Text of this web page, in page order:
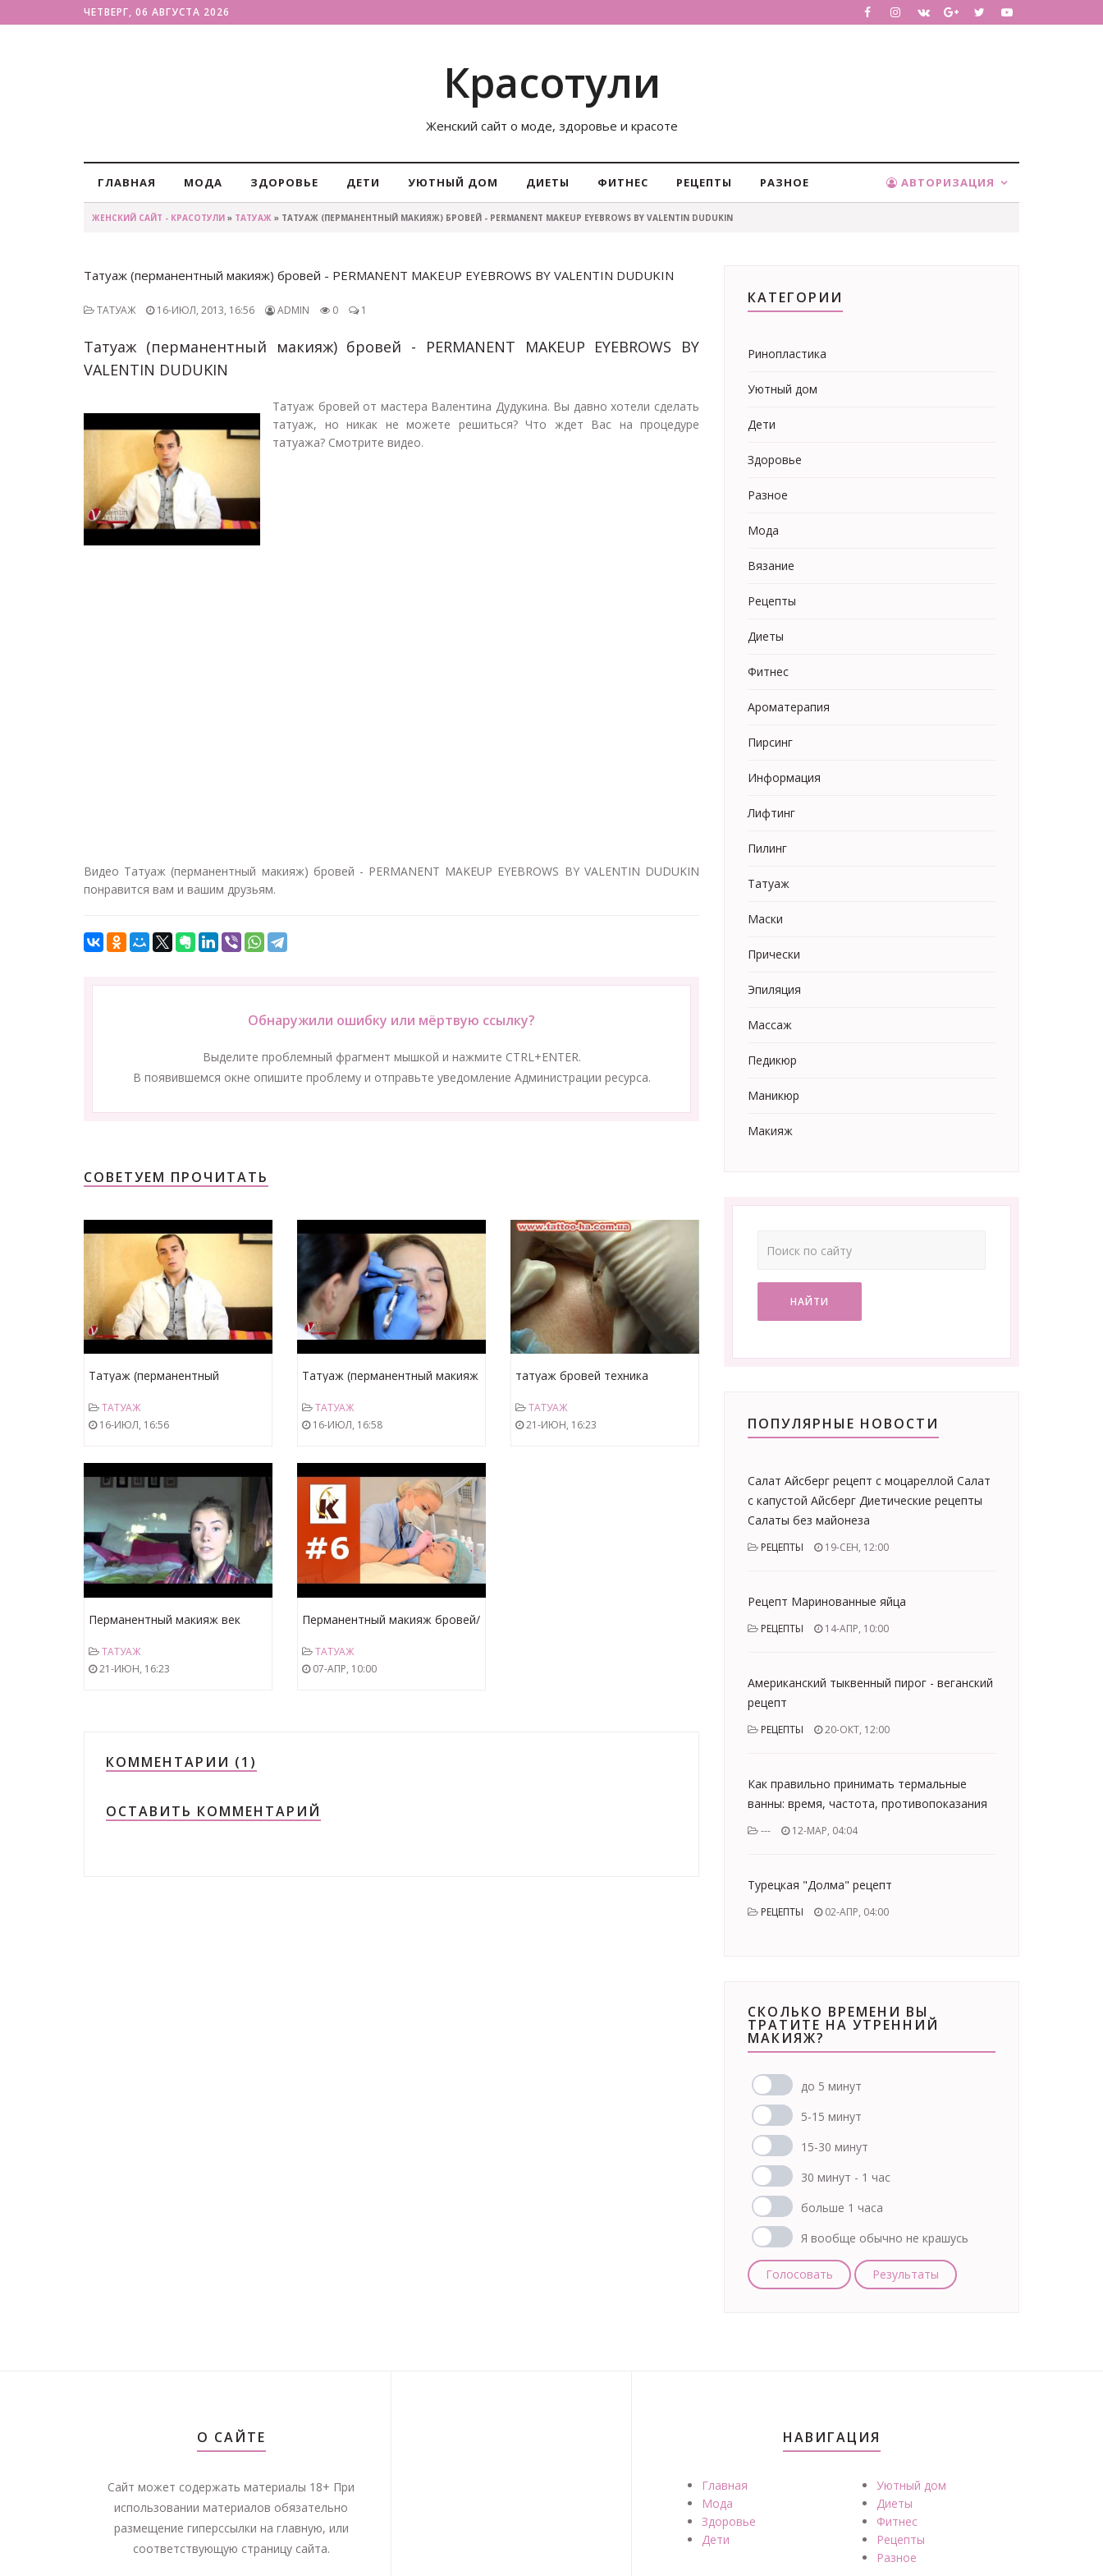
ЧЕТВЕРГ, 06 АВГУСТА 2026
Красотули
Женский сайт о моде, здоровье и красоте
ГЛАВНАЯ МОДА ЗДОРОВЬЕ ДЕТИ УЮТНЫЙ ДОМ ДИЕТЫ ФИТНЕС РЕЦЕПТЫ РАЗНОЕ АВТОРИЗАЦИЯ
ЖЕНСКИЙ САЙТ - КРАСОТУЛИ » ТАТУАЖ » ТАТУАЖ (ПЕРМАНЕНТНЫЙ МАКИЯЖ) БРОВЕЙ - PERMANENT MAKEUP EYEBROWS BY VALENTIN DUDUKIN
Татуаж (перманентный макияж) бровей - PERMANENT MAKEUP EYEBROWS BY VALENTIN DUDUKIN
ТАТУАЖ 16-ИЮЛ, 2013, 16:56 ADMIN 0 1
Татуаж (перманентный макияж) бровей - PERMANENT MAKEUP EYEBROWS BY
VALENTIN DUDUKIN
Татуаж бровей от мастера Валентина Дудукина. Вы давно хотели сделать
татуаж, но никак не можете решиться? Что ждет Вас на процедуре
татуажа? Смотрите видео.
Видео Татуаж (перманентный макияж) бровей - PERMANENT MAKEUP EYEBROWS BY VALENTIN DUDUKIN
понравится вам и вашим друзьям.
Обнаружили ошибку или мёртвую ссылку?
Выделите проблемный фрагмент мышкой и нажмите CTRL+ENTER.
В появившемся окне опишите проблему и отправьте уведомление Администрации ресурса.
СОВЕТУЕМ ПРОЧИТАТЬ
Татуаж (перманентный
Makeup Lips by Valentin Dudukin
ТАТУАЖ
16-ИЮЛ, 16:56
Татуаж (перманентный макияж
ТАТУАЖ
16-ИЮЛ, 16:58
татуаж бровей техника
ТАТУАЖ
21-ИЮН, 16:23
Перманентный макияж век
makeup
ТАТУАЖ
21-ИЮН, 16:23
Перманентный макияж бровей/
косметология (выпуск 6)
Космет Про
ТАТУАЖ
07-АПР, 10:00
КОММЕНТАРИИ (1)
ОСТАВИТЬ КОММЕНТАРИЙ
КАТЕГОРИИ
Ринопластика
Уютный дом
Дети
Здоровье
Разное
Мода
Вязание
Рецепты
Диеты
Фитнес
Ароматерапия
Пирсинг
Информация
Лифтинг
Пилинг
Татуаж
Маски
Прически
Эпиляция
Массаж
Педикюр
Маникюр
Макияж
НАЙТИ
ПОПУЛЯРНЫЕ НОВОСТИ
Салат Айсберг рецепт с моцареллой Салат
с капустой Айсберг Диетические рецепты
Салаты без майонеза
РЕЦЕПТЫ 19-СЕН, 12:00
Рецепт Маринованные яйца
РЕЦЕПТЫ 14-АПР, 10:00
Американский тыквенный пирог - веганский
рецепт
РЕЦЕПТЫ 20-ОКТ, 12:00
Как правильно принимать термальные
ванны: время, частота, противопоказания
--- 12-МАР, 04:04
Турецкая "Долма" рецепт
РЕЦЕПТЫ 02-АПР, 04:00
СКОЛЬКО ВРЕМЕНИ ВЫ
ТРАТИТЕ НА УТРЕННИЙ
МАКИЯЖ?
до 5 минут
5-15 минут
15-30 минут
30 минут - 1 час
больше 1 часа
Я вообще обычно не крашусь
Голосовать Результаты
О САЙТЕ
Сайт может содержать материалы 18+ При
использовании материалов обязательно
размещение гиперссылки на главную, или
соответствующую страницу сайта.
НАВИГАЦИЯ
Главная
Мода
Здоровье
Дети
Уютный дом
Диеты
Фитнес
Рецепты
Разное